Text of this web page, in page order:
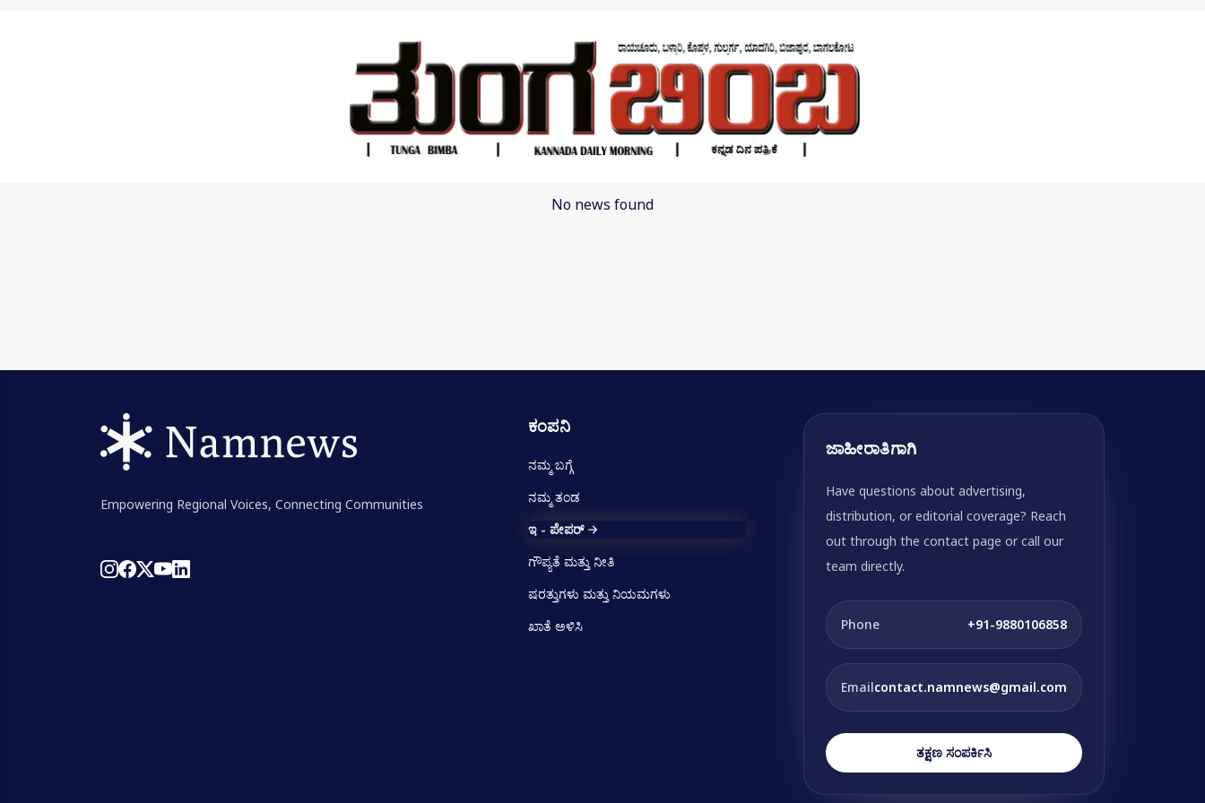
No news found
Empowering Regional Voices, Connecting Communities
ಕಂಪನಿ
ನಮ್ಮ ಬಗ್ಗೆ
ನಮ್ಮ ತಂಡ
ಇ - ಪೇಪರ್
ಗೌಪ್ಯತೆ ಮತ್ತು ನೀತಿ
ಷರತ್ತುಗಳು ಮತ್ತು ನಿಯಮಗಳು
ಖಾತೆ ಅಳಿಸಿ
ಜಾಹೀರಾತಿಗಾಗಿ
Have questions about advertising,
distribution, or editorial coverage? Reach
out through the contact page or call our
team directly.
Phone +91-9880106858
Emailcontact.namnews@gmail.com
ತಕ್ಷಣ ಸಂಪರ್ಕಿಸಿ